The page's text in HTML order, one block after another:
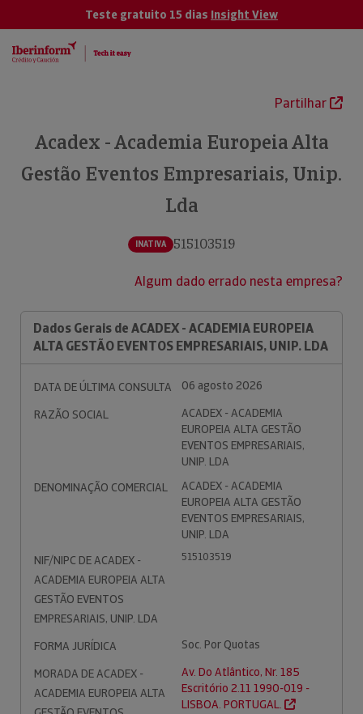
Teste gratuito 15 dias Insight View
Partilhar
Acadex - Academia Europeia Alta
Gestão Eventos Empresariais, Unip.
Lda
INATIVA 515103519
Algum dado errado nesta empresa?
Dados Gerais de ACADEX - ACADEMIA EUROPEIA
ALTA GESTÃO EVENTOS EMPRESARIAIS, UNIP. LDA
DATA DE ÚLTIMA CONSULTA
06 agosto 2026
RAZÃO SOCIAL
ACADEX - ACADEMIA
EUROPEIA ALTA GESTÃO
EVENTOS EMPRESARIAIS,
UNIP. LDA
DENOMINAÇÃO COMERCIAL
ACADEX - ACADEMIA
EUROPEIA ALTA GESTÃO
EVENTOS EMPRESARIAIS,
UNIP. LDA
NIF/NIPC DE ACADEX -
ACADEMIA EUROPEIA ALTA
GESTÃO EVENTOS
EMPRESARIAIS, UNIP. LDA
515103519
FORMA JURÍDICA
Soc. Por Quotas
MORADA DE ACADEX -
ACADEMIA EUROPEIA ALTA
Av. Do Atlântico, Nr. 185
Escritório 2.11 1990-019 -
LISBOA. PORTUGAL.